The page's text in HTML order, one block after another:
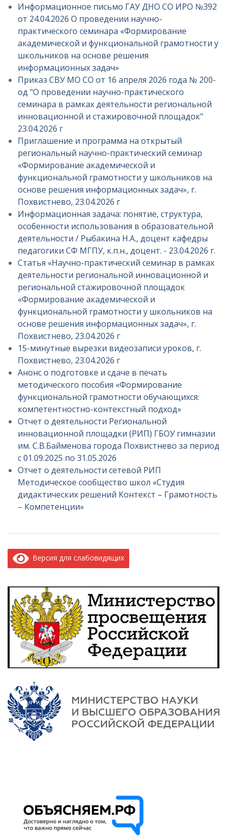
Информационное письмо ГАУ ДНО СО ИРО №392
от 24.04.2026 О проведении научно-
практического семинара «Формирование
академической и функциональной грамотности у
школьников на основе решения
информационных задач»
Приказ СВУ МО СО от 16 апреля 2026 года № 200-
од "О проведении научно-практического
семинара в рамках деятельности региональной
инновационной и стажировочной площадок"
23.04.2026 г
Приглашение и программа на открытый
региональный научно-практический семинар
«Формирование академической и
функциональной грамотности у школьников на
основе решения информационных задач», г.
Похвистнево, 23.04.2026 г
Информационная задача: понятие, структура,
особенности использования в образовательной
деятельности / Рыбакина Н.А., доцент кафедры
педагогики СФ МГПУ, к.п.н., доцент. - 23.04.2026 г.
Статья «Научно-практический семинар в рамках
деятельности региональной инновационной и
региональной стажировочной площадок
«Формирование академической и
функциональной грамотности у школьников на
основе решения информационных задач», г.
Похвистнево, 23.04.2026 г
15-минутные вырезки видеозаписи уроков, г.
Похвистнево, 23.04.2026 г
Анонс о подготовке и сдаче в печать
методического пособия «Формирование
функциональной грамотности обучающихся:
компетентностно-контекстный подход»
Отчет о деятельности Региональной
инновационной площадки (РИП) ГБОУ гимназии
им. С.В.Байменова города Похвистнево за период
с 01.09.2025 по 31.05.2026
Отчет о деятельности сетевой РИП
Методическое сообщество школ «Студия
дидактических решений Контекст – Грамотность
– Компетенции»
Версия для слабовидящих